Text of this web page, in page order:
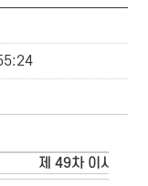
제 49차 이사회 -